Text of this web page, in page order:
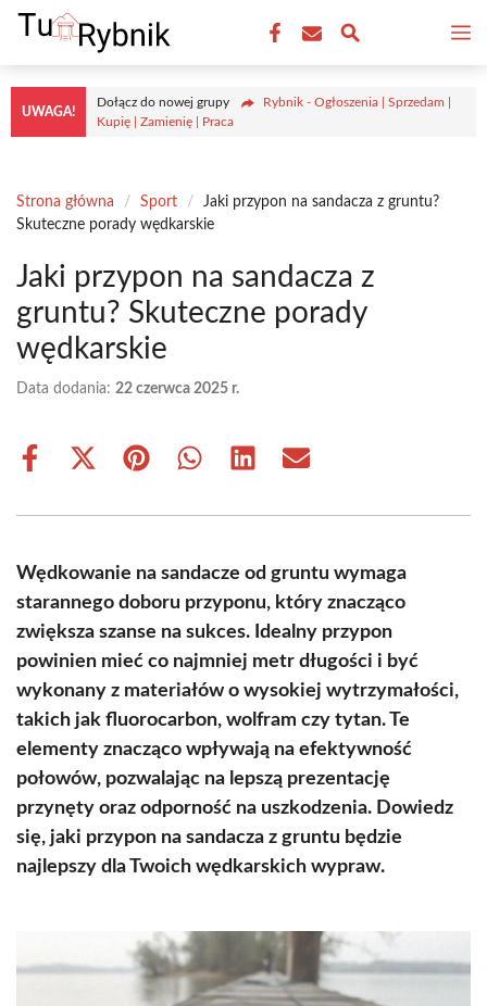
Przejdź
treści
UWAGA!
Dołącz do nowej grupy
Rybnik - Ogłoszenia | Sprzedam |
Kupię | Zamienię | Praca
Strona główna / Sport /
Jaki przypon na sandacza z gruntu?
Skuteczne porady wędkarskie
Jaki przypon na sandacza z
gruntu? Skuteczne porady
wędkarskie
Data dodania: 22 czerwca 2025 r.
Share
Share
(Twitter)
Share Share Share Share
Wędkowanie na sandacze od gruntu wymaga
starannego doboru przyponu, który znacząco
zwiększa szanse na sukces. Idealny przypon
powinien mieć co najmniej metr długości i być
wykonany z materiałów o wysokiej wytrzymałości,
takich jak fluorocarbon, wolfram czy tytan. Te
elementy znacząco wpływają na efektywność
połowów, pozwalając na lepszą prezentację
przynęty oraz odporność na uszkodzenia. Dowiedz
się, jaki przypon na sandacza z gruntu będzie
najlepszy dla Twoich wędkarskich wypraw.